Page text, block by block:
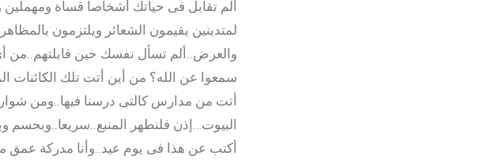
ألم تقابل فى حياتك أشخاصا قساة ومهملين
لمتدينين يقيمون الشعائر ويلتزمون
والعرض..ألم تسأل نفسك حين قابلتهم..من
سمعوا عن الله؟ من أين أتت تلك الكائنات
أتت من مدارس كالتى درسنا فيها..ومن
البيوت…إذن فلنطهر المنبع..سريعا..وبحسم
أكتب عن هذا فى يوم عيد..وأنا مدركة عمق